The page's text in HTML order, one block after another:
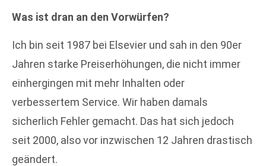
Was ist dran an den Vorwürfen?
Ich bin seit 1987 bei Elsevier und sah in den 90er
Jahren starke Preiserhöhungen, die nicht immer
einhergingen mit mehr Inhalten oder
verbessertem Service. Wir haben damals
sicherlich Fehler gemacht. Das hat sich jedoch
seit 2000, also vor inzwischen 12 Jahren drastisch
geändert.